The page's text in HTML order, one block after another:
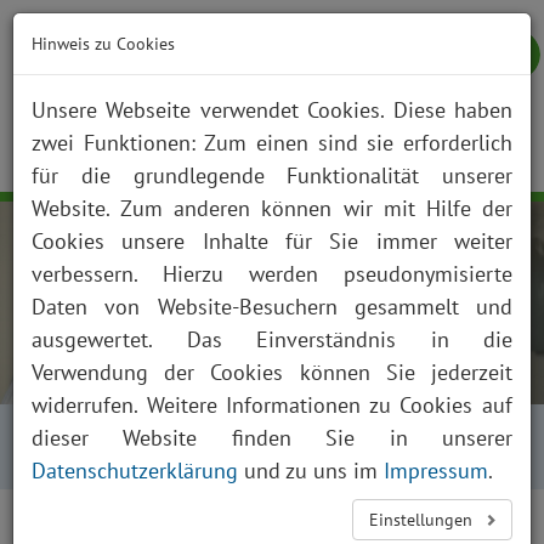
NOTFALL KONTAKT ANFAHRT JOBS SUCHE
Startseite Über uns
Aktuelles
Presse und News
Aktuelles Detailansicht
Hinweis zu Cookies
Unsere Webseite verwendet Cookies. Diese haben
zwei Funktionen: Zum einen sind sie erforderlich
für die grundlegende Funktionalität unserer
Website. Zum anderen können wir mit Hilfe der
Cookies unsere Inhalte für Sie immer weiter
verbessern. Hierzu werden pseudonymisierte
Daten von Website-Besuchern gesammelt und
ausgewertet. Das Einverständnis in die
Verwendung der Cookies können Sie jederzeit
widerrufen. Weitere Informationen zu Cookies auf
dieser Website finden Sie in unserer
Datenschutzerklärung und zu uns im Impressum.
Einstellungen